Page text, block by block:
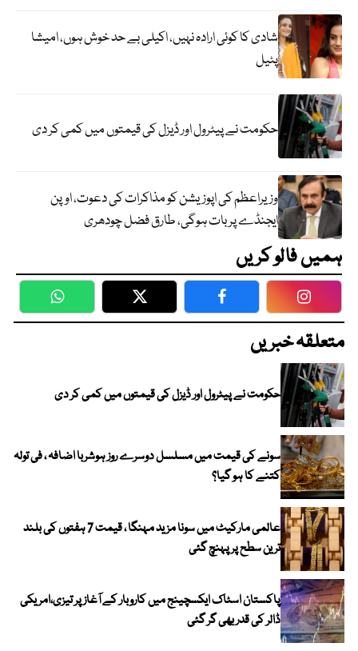
شادی کا کوئی ارادہ نہیں، اکیلی بے حد خوش ہوں، امیشا
پٹیل
حکومت نے پیٹرول اور ڈیزل کی قیمتوں میں کمی کر دی
وزیراعظم کی اپوزیشن کو مذاکرات کی دعوت، اوپن
ایجنڈے پر بات ہوگی، طارق فضل چودھری
ہمیں فالو کریں
WhatsApp Twitter Facebook
متعلقہ خبریں
حکومت نے پیٹرول اور ڈیزل کی قیمتوں میں کمی کر دی
سونے کی قیمت میں مسلسل دوسرے روز ہوشربا اضافہ ، فی تولہ
کتنے کا ہو گیا؟
عالمی مارکیٹ میں سونا مزید مہنگا ، قیمت 7 ہفتوں کی بلند
ترین سطح پر پہنچ گئی
پاکستان اسٹاک ایکسچینج میں کاروبار کے آغاز پر تیزی،امریکی
ڈالر کی قدر بھی گر گئی